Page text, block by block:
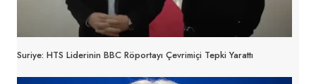
Suriye: HTS Liderinin BBC Röportayı Çevrimiçi Tepki Yarattı